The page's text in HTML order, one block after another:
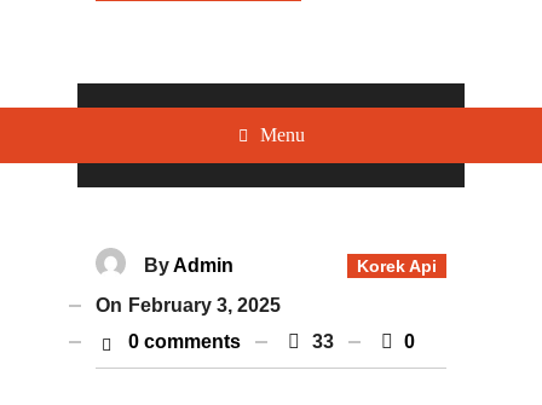
Menu
Korek Api
ByAdmin
On February 3, 2025
0 comments
33 0